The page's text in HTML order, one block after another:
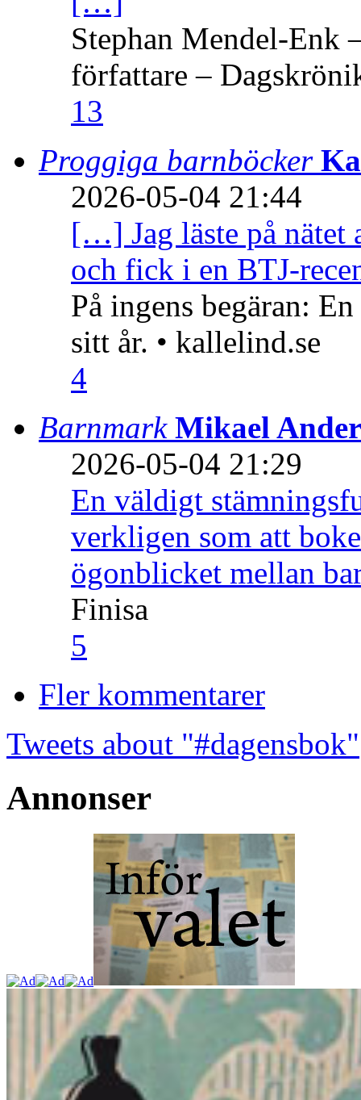
Stephan Mendel-Enk
författare –
13
Proggiga barnböcker
2026-05-04 21:44
[…] Jag läste på nätet
och fick i en BTJ-
På ingens begäran:
sitt år. • kallelind.se
4
Barnmark Mikael
2026-05-04 21:29
En väldigt
verkligen som att
ögonblicket mellan
Finisa
5
Fler kommentarer
Tweets about "#dagensbok"
Annonser